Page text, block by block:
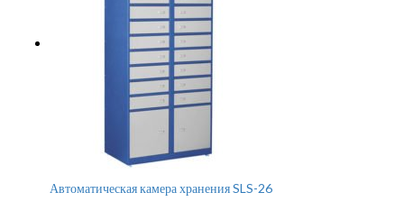
Автоматическая камера хранения SLS-26